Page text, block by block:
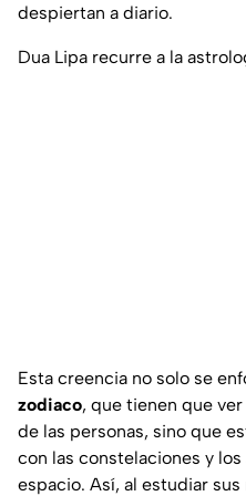
despiertan a diario.
Dua Lipa recurre a la
Esta creencia no solo se
zodiaco, que tienen que
de las personas, sino que
con las constelaciones y
espacio. Así, al estudiar